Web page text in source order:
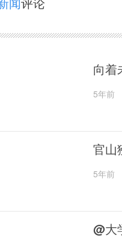
向着
5年前
官山
5年前
@大